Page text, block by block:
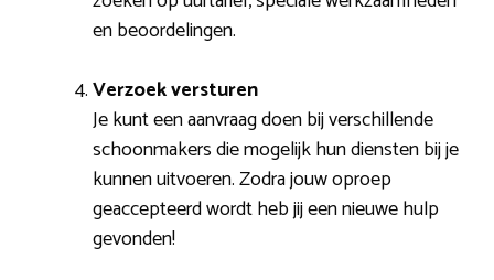
en beoordelingen.
Verzoek versturen
Je kunt een aanvraag doen bij verschillende
schoonmakers die mogelijk hun diensten bij je
kunnen uitvoeren. Zodra jouw oproep
geaccepteerd wordt heb jij een nieuwe hulp
gevonden!